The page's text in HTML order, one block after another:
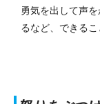
勇気を出して声
るなど、できるこ